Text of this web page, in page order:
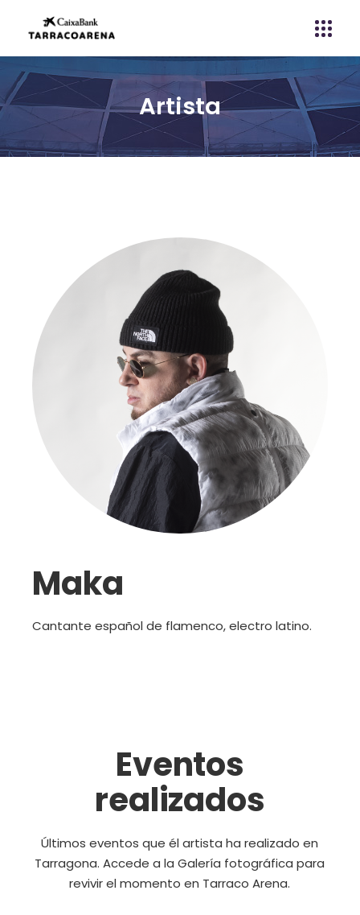
Artista
Maka
Cantante español de flamenco, electro latino.
Eventos
realizados
Últimos eventos que él artista ha realizado en
Tarragona. Accede a la Galería fotográfica para
revivir el momento en Tarraco Arena.